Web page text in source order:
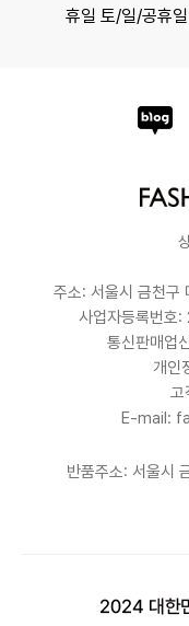
휴일 토/일/공휴일
주소: 서울시 금천구
사업자등록번
통신판매업
개인
E-mail:
반품주소: 서울시